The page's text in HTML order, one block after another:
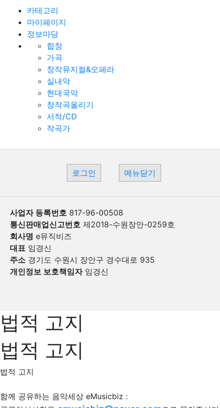
카테고리
마이페이지
정보마당
합창
가곡
창작뮤지컬&오페라
실내악
현대국악
창작곡올리기
서적/CD
작곡가
로그인 메뉴닫기
사업자 등록번호 817-96-00508
통신판매업신고번호 제2018-수원장안-0259호
회사명 e뮤직비즈
대표 임경신
주소 경기도 수원시 장안구 경수대로 935
개인정보 보호책임자임경신
법적 고지
법적 고지
법적 고지
함께 공유하는 음악세상 eMusicbiz :